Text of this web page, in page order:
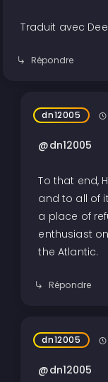
Traduit avec
Répondre
dn12005
@dn12005
To that end,
and to all of
a place of
enthusiast
the Atlantic.
Répondre
dn12005
@dn12005